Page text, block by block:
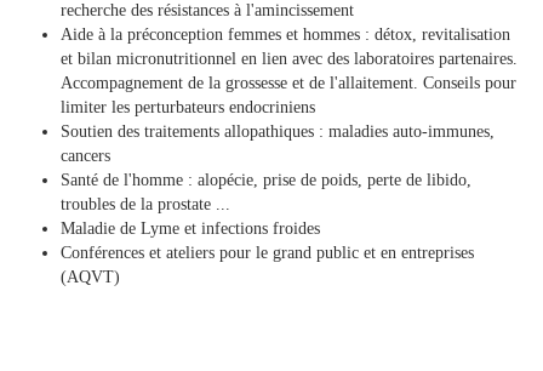
recherche des résistances à l'amincissement
Aide à la préconception femmes et hommes : détox, revitalisation
et bilan micronutritionnel en lien avec des laboratoires partenaires.
Accompagnement de la grossesse et de l'allaitement. Conseils pour
limiter les perturbateurs endocriniens
Soutien des traitements allopathiques : maladies auto-immunes,
cancers
Santé de l'homme : alopécie, prise de poids, perte de libido,
troubles de la prostate ...
Maladie de Lyme et infections froides
Conférences et ateliers pour le grand public et en entreprises
(AQVT)